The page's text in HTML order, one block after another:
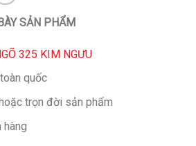
SẢN PHẨM
325 KIM NGƯU
quốc
trọn đời sản phẩm
hàng